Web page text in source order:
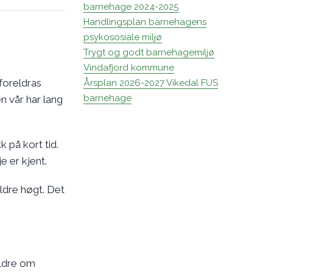
vår har lang
på kort tid.
er kjent.
høgt. Det
om
barnehage 2024-2025
Handlingsplan barnehagens
psykososiale miljø
Trygt og godt barnehagemiljø
Vindafjord kommune
Årsplan 2026-2027 Vikedal FUS
barnehage